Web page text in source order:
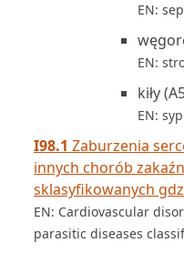
EN:
EN:
kiły
EN:
I98.1 Zaburzenia
innych chorób
sklasyfikowanych
EN: Cardiovascular
parasitic diseases